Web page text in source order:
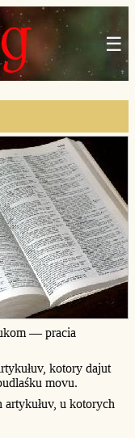
☰
— pracia
kotory dajut
movu.
artykułuv, u kotorych